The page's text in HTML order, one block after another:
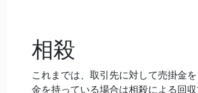
相殺
これまでは、取引先に対して売掛金
金を持っている場合は相殺による回収